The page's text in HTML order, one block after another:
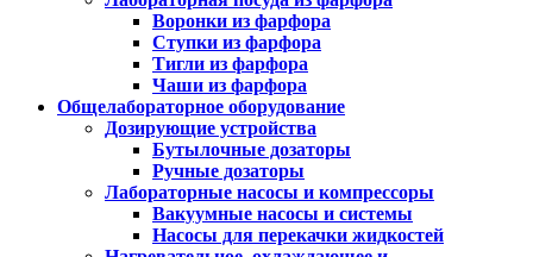
Воронки из фарфора
Ступки из фарфора
Тигли из фарфора
Чаши из фарфора
Общелабораторное оборудование
Дозирующие устройства
Бутылочные дозаторы
Ручные дозаторы
Лабораторные насосы и компрессоры
Вакуумные насосы и системы
Насосы для перекачки жидкостей